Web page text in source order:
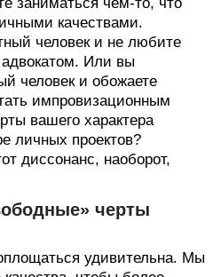
качествами.
человек и не любите
адвокатом. Или вы
человек и обожаете
импровизационным
вашего характера
личных проектов?
диссонанс, наоборот,
черты
удивительна. Мы